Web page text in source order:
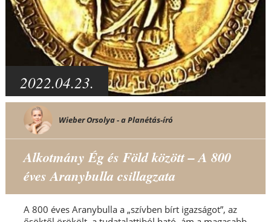
2022.04.23.
Wieber Orsolya - a Planétás-író
Alkotmány Ég és Föld között – A 800
éves Aranybulla csillagzata
A 800 éves Aranybulla a „szívben bírt igazságot”, az